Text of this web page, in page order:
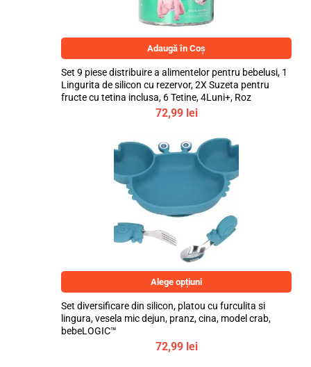
Adaugă în Coș
Set 9 piese distribuire a alimentelor pentru bebelusi, 1
Lingurita de silicon cu rezervor, 2X Suzeta pentru
fructe cu tetina inclusa, 6 Tetine, 4Luni+, Roz
72,99 lei
Alege opțiuni
Set diversificare din silicon, platou cu furculita si
lingura, vesela mic dejun, pranz, cina, model crab,
bebeLOGIC™
72,99 lei